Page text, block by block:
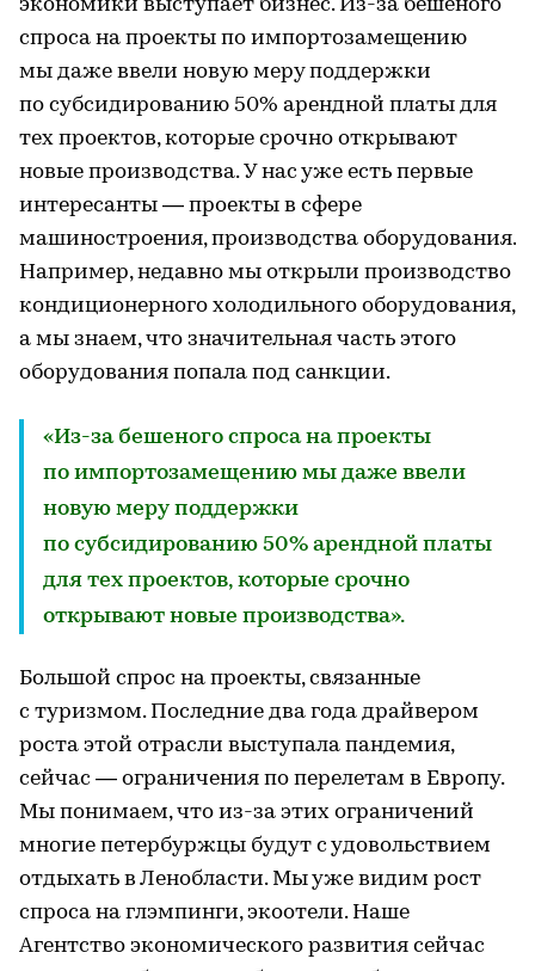
экономики выступает бизнес. Из-за бешеного
спроса на проекты по импортозамещению
мы даже ввели новую меру поддержки
по субсидированию 50% арендной платы для
тех проектов, которые срочно открывают
новые производства. У нас уже есть первые
интересанты — проекты в сфере
машиностроения, производства оборудования.
Например, недавно мы открыли производство
кондиционерного холодильного оборудования,
а мы знаем, что значительная часть этого
оборудования попала под санкции.
«Из-за бешеного спроса на проекты
по импортозамещению мы даже ввели
новую меру поддержки
по субсидированию 50% арендной платы
для тех проектов, которые срочно
открывают новые производства».
Большой спрос на проекты, связанные
с туризмом. Последние два года драйвером
роста этой отрасли выступала пандемия,
сейчас — ограничения по перелетам в Европу.
Мы понимаем, что из-за этих ограничений
многие петербуржцы будут с удовольствием
отдыхать в Ленобласти. Мы уже видим рост
спроса на глэмпинги, экоотели. Наше
Агентство экономического развития сейчас